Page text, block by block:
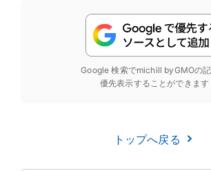
Google 検索でmichill byGMOの
優先表示することができます
トップへ戻る